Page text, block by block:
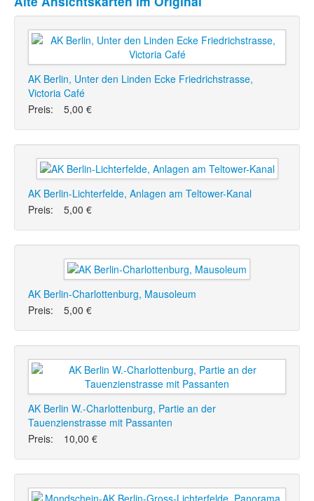
AK Berlin, Unter den Linden Ecke Friedrichstrasse,
Victoria Café
Preis:
5,00 €
AK Berlin-Lichterfelde, Anlagen am Teltower-Kanal
Preis:
5,00 €
AK Berlin-Charlottenburg, Mausoleum
Preis:
5,00 €
AK Berlin W.-Charlottenburg, Partie an der
Tauenzienstrasse mit Passanten
Preis:
10,00 €